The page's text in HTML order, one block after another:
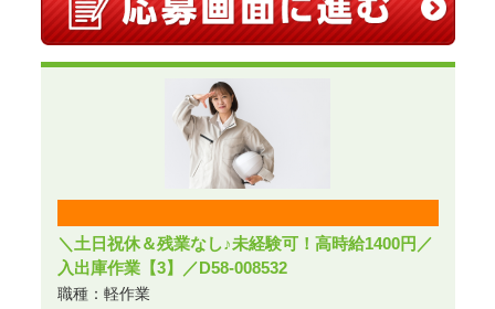
＼土日祝休＆残業なし♪未経験可！高時給1400円／
入出庫作業【3】／D58-008532
職種：軽作業